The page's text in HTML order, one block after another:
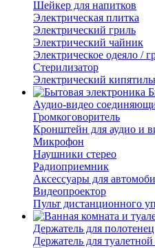
Шейкер для напитков
Электрическая плитка
Электрический гриль
Электрический чайник
Электрическое одеяло /
Стерилизатор
Электрический
Аудио-видео
Громкоговоритель
Кронштейн для аудио и
Микрофон
Наушники стерео
Радиоприемник
Аксессуары для
Видеопроектор
Пульт дистанционного
Держатель для полотенец
Держатель для